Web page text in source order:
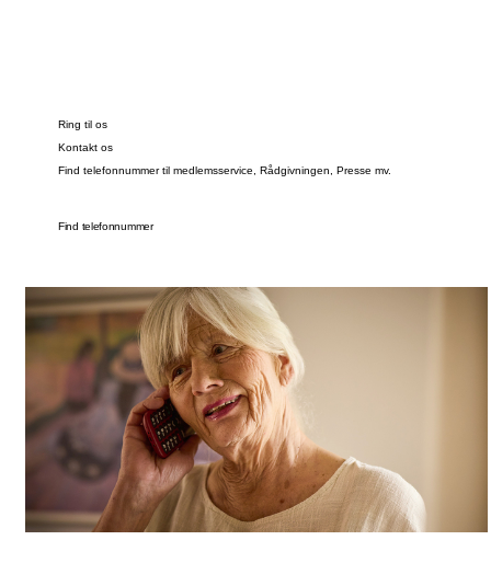
Ring til os
Kontakt os
Find telefonnummer til medlemsservice, Rådgivningen, Presse mv.
Find telefonnummer